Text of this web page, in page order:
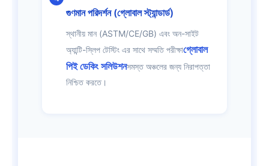
গুণমান পরিদর্শন (গ্লোবাল স্ট্যান্ডার্ড)
স্থানীয় মান (ASTM/CE/GB) এবং অন-সাইট
অ্যান্টি-স্লিপ টেস্টিং এর সাথে সম্মতি পরীক্ষাগ্লোবাল
পিই ডেকিং সলিউশনসমস্ত অঞ্চলের জন্য নিরাপত্তা
নিশ্চিত করতে।